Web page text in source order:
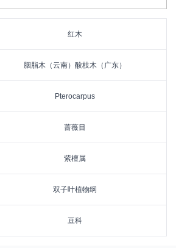
红木
胭脂木（云南）酸枝木（广东）
Pterocarpus
蔷薇目
紫檀属
双子叶植物纲
豆科